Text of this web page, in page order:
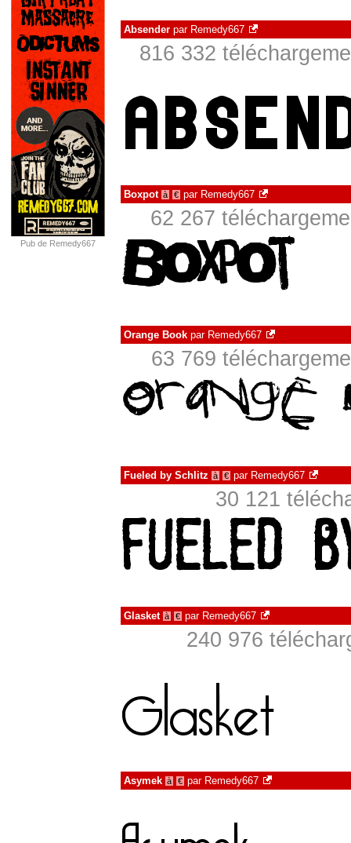
Pub de Remedy667
Absender par Remedy667
816 332
Boxpot à € par Remedy667
62 267
Orange Book par Remedy667
63 769
Fueled by Schlitz à € par Remedy667
30 121
Glasket à € par Remedy667
240 976
Asymek à € par Remedy667